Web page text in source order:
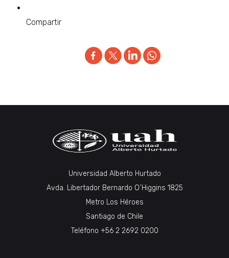
Compartir
Universidad Alberto Hurtado
Avda. Libertador Bernardo O´Higgins 1825
Metro Los Héroes
Santiago de Chile
Teléfono +56 2 2692 0200